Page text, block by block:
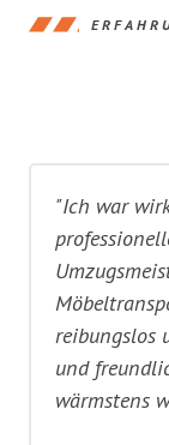
"Ich war
reibungslos
und
wärmstens